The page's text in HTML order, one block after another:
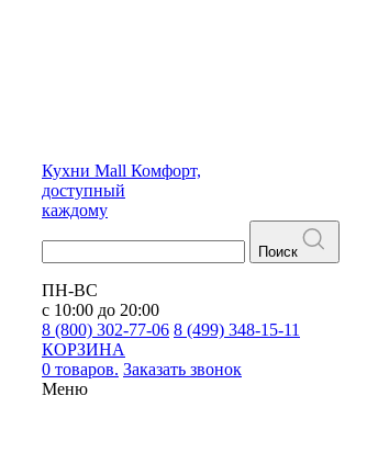
Кухни Mall Комфорт,
доступный
каждому
Поиск
ПН-ВС
с 10:00 до 20:00
8 (800) 302-77-06 8 (499) 348-15-11
КОРЗИНА
0 товаров. Заказать звонок
Меню